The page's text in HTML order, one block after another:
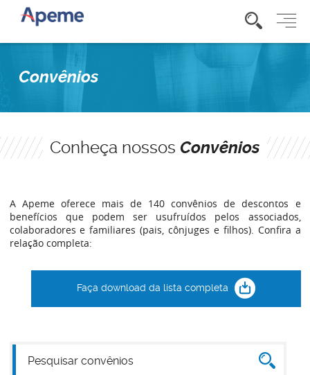
Convênios
Conheça nossos Convênios
A Apeme oferece mais de 140 convênios de descontos e
benefícios que podem ser usufruídos pelos associados,
colaboradores e familiares (pais, cônjuges e filhos). Confira a
relação completa:
Faça download da lista completa